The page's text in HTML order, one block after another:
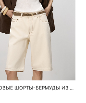
ДЖИНСОВЫЕ ШОРТЫ-БЕРМУДЫ ИЗ 100% ХЛОПКА